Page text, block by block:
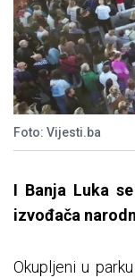
Foto: Vijesti.ba
I Banja Luka
izvođača
Okupljeni u